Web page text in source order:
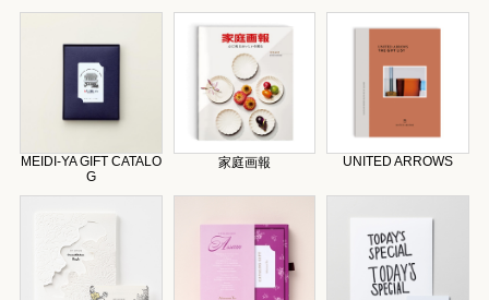
MEIDI-YA GIFT CATALO
G
家庭画報 UNITED ARROWS